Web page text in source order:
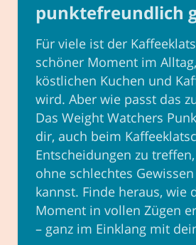
punktefreundlich
Für viele ist der
schöner Moment im
köstlichen Kuchen und
wird. Aber wie passt das
Das Weight Watchers
dir, auch beim
Entscheidungen zu
ohne schlechtes
kannst. Finde heraus, wie
Moment in vollen Zügen
– ganz im Einklang mit